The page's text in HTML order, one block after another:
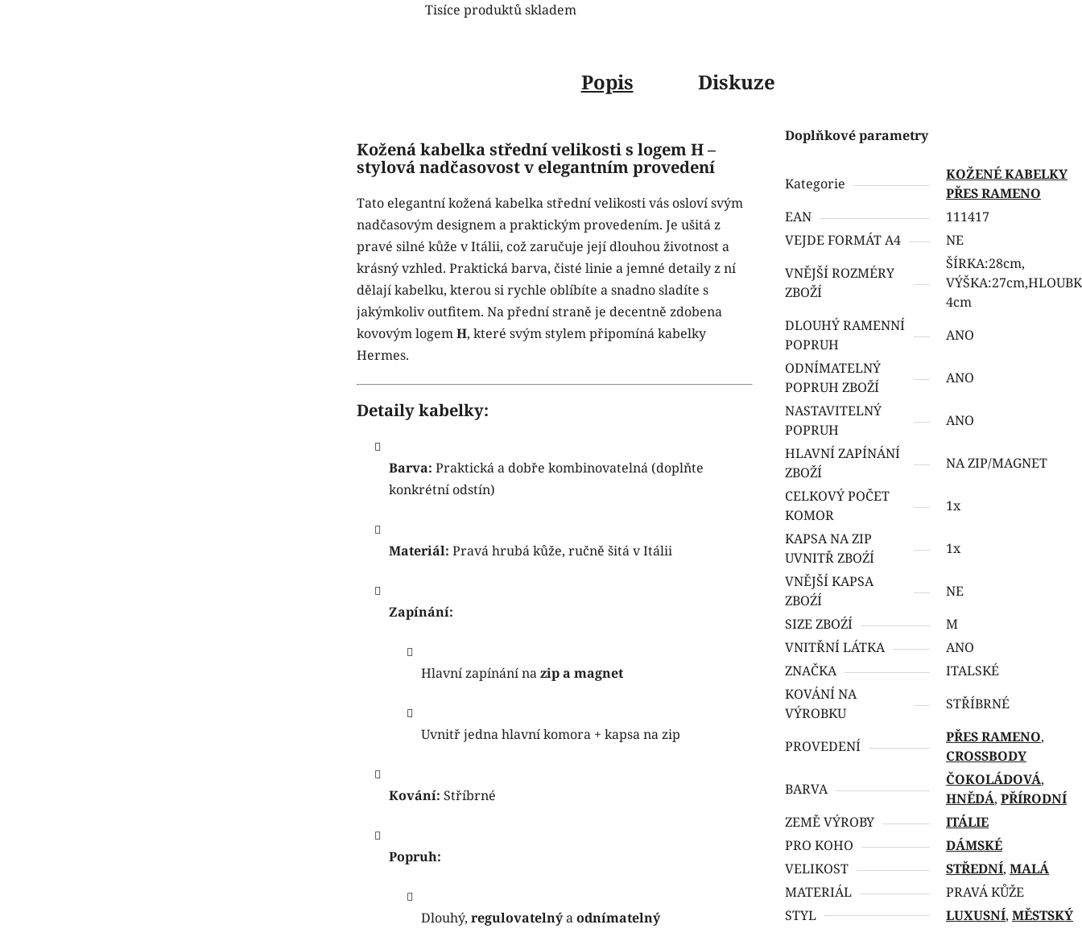
Tisíce produktů skladem
Popis Diskuze
Kožená kabelka střední velikosti s logem H –
stylová nadčasovost v elegantním provedení
Tato elegantní kožená kabelka střední velikosti vás osloví svým
nadčasovým designem a praktickým provedením. Je ušitá z
pravé silné kůže v Itálii, což zaručuje její dlouhou životnost a
krásný vzhled. Praktická barva, čisté linie a jemné detaily z ní
dělají kabelku, kterou si rychle oblíbíte a snadno sladíte s
jakýmkoliv outfitem. Na přední straně je decentně zdobena
kovovým logemH, které svým stylem připomíná kabelky
Hermes.
Detaily kabelky:
Barva: Praktická a dobře kombinovatelná (doplňte
konkrétní odstín)
Materiál: Pravá hrubá kůže, ručně šitá v Itálii
Zapínání:
Hlavní zapínání nazip a magnet
Uvnitř jedna hlavní komora + kapsa na zip
Kování: Stříbrné
Popruh:
Dlouhý, regulovatelnýaodnímatelný
Doplňkové parametry
Kategorie
KOŽENÉ KABELKY
PŘES RAMENO
EAN
111417
VEJDE FORMÁT A4
NE
VNĚJŠÍ ROZMÉRY
ZBOŽÍ
ŠÍRKA:28cm,
4cm
DLOUHÝ RAMENNÍ
POPRUH
ANO
ODNÍMATELNÝ
POPRUH ZBOŽÍ
ANO
NASTAVITELNÝ
POPRUH
ANO
HLAVNÍ ZAPÍNÁNÍ
ZBOŽÍ
NA ZIP/MAGNET
CELKOVÝ POČET
KOMOR
1x
KAPSA NA ZIP
UVNITŘ ZBOŹÍ
1x
VNĚJŠÍ KAPSA
ZBOŹÍ
NE
SIZE ZBOŹÍ
M
VNITŘNÍ LÁTKA
ANO
ZNAČKA
ITALSKÉ
KOVÁNÍ NA
VÝROBKU
STŘÍBRNÉ
PROVEDENÍ
PŘES RAMENO,
CROSSBODY
BARVA
ČOKOLÁDOVÁ,
HNĚDÁ,PŘÍRODNÍ
ZEMĚ VÝROBY
ITÁLIE
PRO KOHO
DÁMSKÉ
VELIKOST
STŘEDNÍ,MALÁ
MATERIÁL
PRAVÁ KŮŽE
STYL
LUXUSNÍ,MĚSTSKÝ